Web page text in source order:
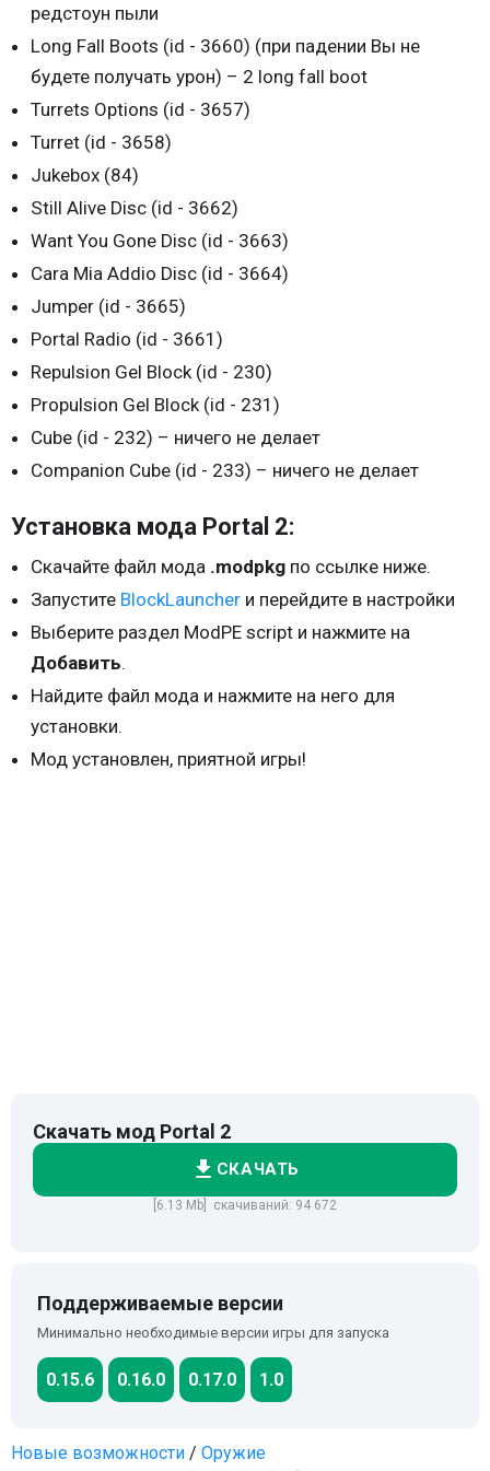
редстоун пыли
Long Fall Boots (id - 3660) (при падении Вы не
будете получать урон) – 2 long fall boot
Turrets Options (id - 3657)
Turret (id - 3658)
Jukebox (84)
Still Alive Disc (id - 3662)
Want You Gone Disc (id - 3663)
Cara Mia Addio Disc (id - 3664)
Jumper (id - 3665)
Portal Radio (id - 3661)
Repulsion Gel Block (id - 230)
Propulsion Gel Block (id - 231)
Cube (id - 232) – ничего не делает
Companion Cube (id - 233) – ничего не делает
Установка мода Portal 2:
Скачайте файл мода .modpkg по ссылке ниже.
Запустите BlockLauncher и перейдите в настройки
Выберите раздел ModPE script и нажмите на
Добавить.
Найдите файл мода и нажмите на него для
установки.
Мод установлен, приятной игры!
Скачать мод Portal 2
СКАЧАТЬ
[6.13 Mb] скачиваний: 94 672
Поддерживаемые версии
Минимально необходимые версии игры для запуска
0.15.6 0.16.0 0.17.0 1.0
Новые возможности / Оружие